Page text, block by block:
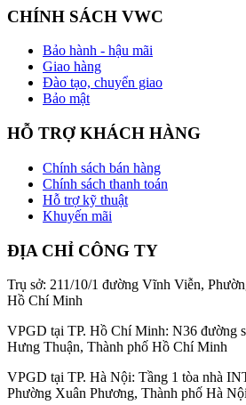
CHÍNH SÁCH VWC
Bảo hành - hậu mãi
Giao hàng
Đào tạo, chuyển giao
Bảo mật
HỖ TRỢ KHÁCH HÀNG
Chính sách bán hàng
Chính sách thanh toán
Hỗ trợ kỹ thuật
Khuyến mãi
ĐỊA CHỈ CÔNG TY
Trụ sở: 211/10/1 đường Vĩnh Viễn,
Hồ Chí Minh
VPGD tại TP. Hồ Chí Minh: N36 đường
Hưng Thuận, Thành phố Hồ Chí Minh
VPGD tại TP. Hà Nội: Tầng 1 tòa nhà
Phường Xuân Phương, Thành phố Hà Nội